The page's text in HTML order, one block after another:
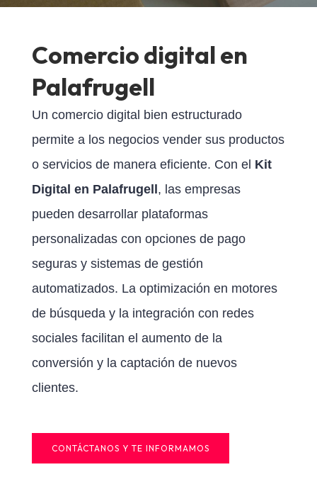
Comercio digital en
Palafrugell
Un comercio digital bien estructurado
permite a los negocios vender sus productos
o servicios de manera eficiente. Con el Kit
Digital en Palafrugell, las empresas
pueden desarrollar plataformas
personalizadas con opciones de pago
seguras y sistemas de gestión
automatizados. La optimización en motores
de búsqueda y la integración con redes
sociales facilitan el aumento de la
conversión y la captación de nuevos
clientes.
CONTÁCTANOS Y TE INFORMAMOS